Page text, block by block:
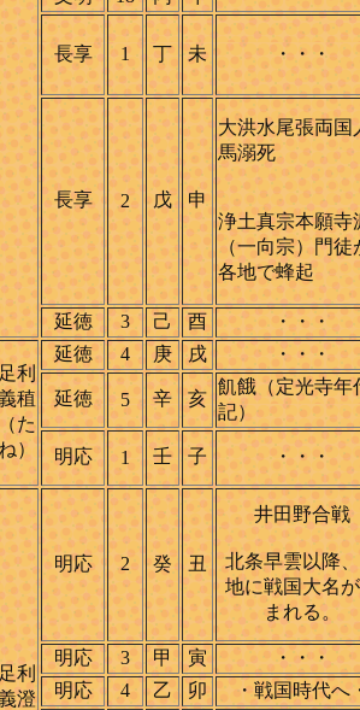
長享 1 丁 未 ・・・
長享 2 戊 申
大洪水尾張両国
馬溺死
浄土真宗本願寺
（一向宗）門徒
各地で蜂起
延徳 3 己 酉
・・・
足利
稙
（た
ね）
延徳 4 庚 戌 ・・・
延徳 5 辛 亥
飢餓（定光寺年
記）
明応 1 壬 子 ・・・
足利
澄
明応 2 癸 丑
井田野合戦
北条早雲以降
地に戦国大名
まれる。
明応 3 甲 寅
・・・
明応 4 乙 卯
・戦国時代へ